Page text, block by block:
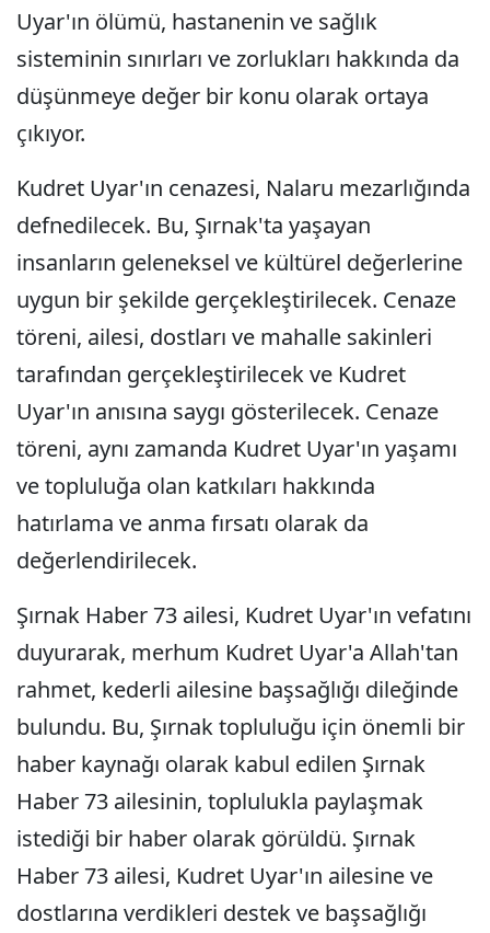
Uyar'ın ölümü, hastanenin ve sağlık
sisteminin sınırları ve zorlukları hakkında da
düşünmeye değer bir konu olarak ortaya
çıkıyor.
Kudret Uyar'ın cenazesi, Nalaru mezarlığında
defnedilecek. Bu, Şırnak'ta yaşayan
insanların geleneksel ve kültürel değerlerine
uygun bir şekilde gerçekleştirilecek. Cenaze
töreni, ailesi, dostları ve mahalle sakinleri
tarafından gerçekleştirilecek ve Kudret
Uyar'ın anısına saygı gösterilecek. Cenaze
töreni, aynı zamanda Kudret Uyar'ın yaşamı
ve topluluğa olan katkıları hakkında
hatırlama ve anma fırsatı olarak da
değerlendirilecek.
Şırnak Haber 73 ailesi, Kudret Uyar'ın vefatını
duyurarak, merhum Kudret Uyar'a Allah'tan
rahmet, kederli ailesine başsağlığı dileğinde
bulundu. Bu, Şırnak topluluğu için önemli bir
haber kaynağı olarak kabul edilen Şırnak
Haber 73 ailesinin, toplulukla paylaşmak
istediği bir haber olarak görüldü. Şırnak
Haber 73 ailesi, Kudret Uyar'ın ailesine ve
dostlarına verdikleri destek ve başsağlığı